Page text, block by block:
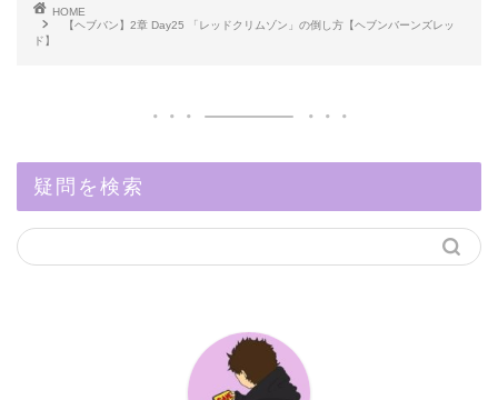
HOME
【ヘブバン】2章 Day25 「レッドクリムゾン」の倒し方【ヘブンバーンズレッ
ド】
疑問を検索